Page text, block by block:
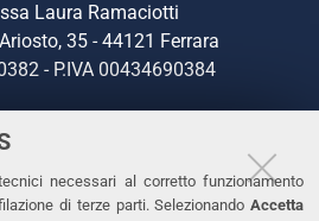
necessari al corretto funzionamento
di terze parti. Selezionando Accetta
Laura Ramaciotti
35 - 44121 Ferrara
- P.IVA 00434690384
293111